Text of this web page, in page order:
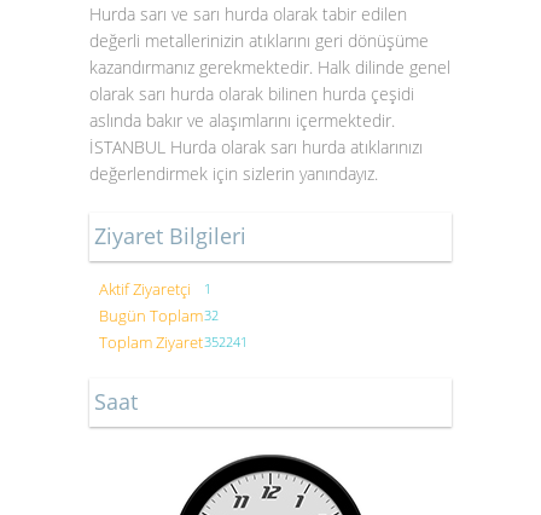
Hurda sarı ve sarı hurda olarak tabir edilen
değerli metallerinizin atıklarını geri dönüşüme
kazandırmanız gerekmektedir. Halk dilinde genel
olarak sarı hurda olarak bilinen hurda çeşidi
aslında bakır ve alaşımlarını içermektedir.
İSTANBUL Hurda olarak sarı hurda atıklarınızı
değerlendirmek için sizlerin yanındayız.
Ziyaret Bilgileri
Aktif Ziyaretçi 1
Bugün Toplam32
Toplam Ziyaret352241
Saat